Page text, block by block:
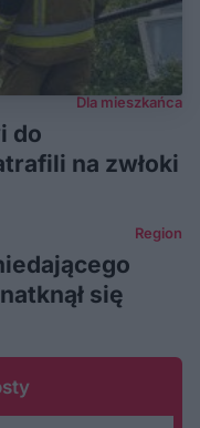
Dla mieszkańca
do
na zwłoki
Region
się